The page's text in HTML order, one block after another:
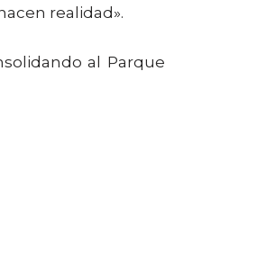
realidad».
al Parque